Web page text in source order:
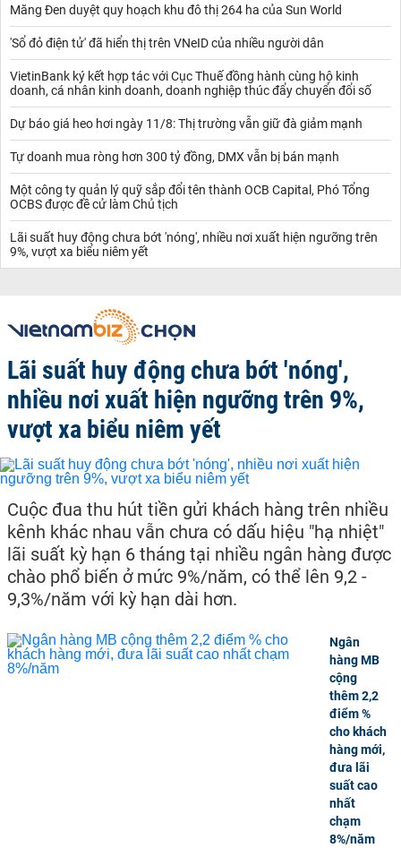
Măng Đen duyệt quy hoạch khu đô thị 264 ha của Sun World
'Sổ đỏ điện tử' đã hiển thị trên VNeID của nhiều người dân
VietinBank ký kết hợp tác với Cục Thuế đồng hành cùng hộ kinh
doanh, cá nhân kinh doanh, doanh nghiệp thúc đẩy chuyển đổi số
Dự báo giá heo hơi ngày 11/8: Thị trường vẫn giữ đà giảm mạnh
Tự doanh mua ròng hơn 300 tỷ đồng, DMX vẫn bị bán mạnh
Một công ty quản lý quỹ sắp đổi tên thành OCB Capital, Phó Tổng
OCBS được đề cử làm Chủ tịch
Lãi suất huy động chưa bớt 'nóng', nhiều nơi xuất hiện ngưỡng trên
9%, vượt xa biểu niêm yết
Lãi suất huy động chưa bớt 'nóng',
nhiều nơi xuất hiện ngưỡng trên 9%,
vượt xa biểu niêm yết
Cuộc đua thu hút tiền gửi khách hàng trên nhiều
kênh khác nhau vẫn chưa có dấu hiệu "hạ nhiệt"
lãi suất kỳ hạn 6 tháng tại nhiều ngân hàng được
chào phổ biến ở mức 9%/năm, có thể lên 9,2 -
9,3%/năm với kỳ hạn dài hơn.
Ngân
hàng MB
cộng
thêm 2,2
điểm %
cho khách
hàng mới,
đưa lãi
suất cao
nhất
chạm
8%/năm